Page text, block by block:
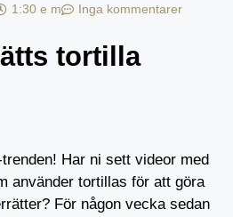
1:30 e m Inga kommentarer
tortilla
Har ni sett videor med
använder tortillas för att göra
För någon vecka sedan